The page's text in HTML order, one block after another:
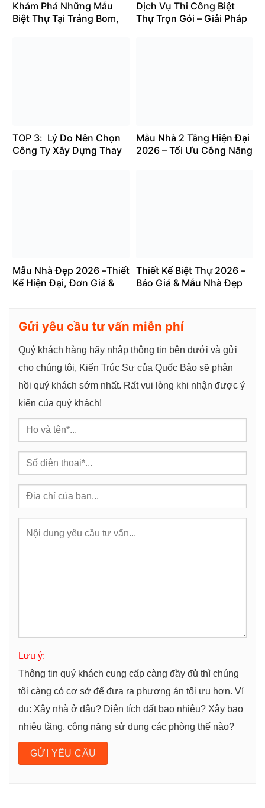
Khám Phá Những Mẫu
Biệt Thự Tại Trảng Bom,
Dịch Vụ Thi Công Biệt
Thự Trọn Gói – Giải Pháp
TOP 3: Lý Do Nên Chọn
Công Ty Xây Dựng Thay
Mẫu Nhà 2 Tầng Hiện Đại
2026 – Tối Ưu Công Năng
Mẫu Nhà Đẹp 2026 –Thiết
Kế Hiện Đại, Đơn Giá &
Thiết Kế Biệt Thự 2026 –
Báo Giá & Mẫu Nhà Đẹp
Gửi yêu cầu tư vấn miễn phí
Quý khách hàng hãy nhập thông tin bên dưới và gửi
cho chúng tôi, Kiến Trúc Sư của Quốc Bảo sẽ phản
hồi quý khách sớm nhất. Rất vui lòng khi nhận được ý
kiến của quý khách!
Lưu ý:
Thông tin quý khách cung cấp càng đầy đủ thì chúng
tôi càng có cơ sở để đưa ra phương án tối ưu hơn. Ví
dụ: Xây nhà ở đâu? Diện tích đất bao nhiêu? Xây bao
nhiêu tầng, công năng sử dụng các phòng thế nào?